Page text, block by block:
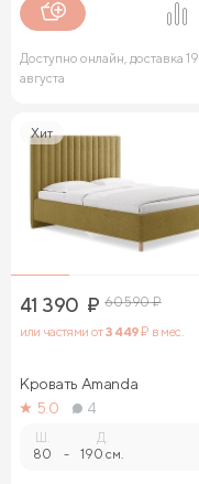
Доступно онлайн, доставка 19
августа
Хит
41 390 ₽ 60 590₽
или частями от3 449₽ в мес.
Кровать Amanda
5.0
4
80 -
Д.
190 см.